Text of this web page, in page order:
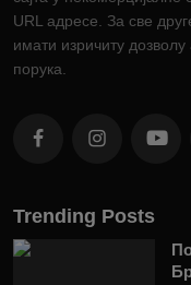
URL адресе. За све
имати изричиту
порука.
Trending Posts